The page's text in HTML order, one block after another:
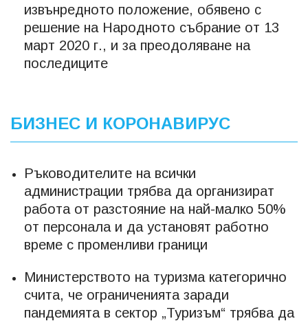
извънредното положение, обявено с
решение на Народното събрание от 13
март 2020 г., и за преодоляване на
последиците
БИЗНЕС И КОРОНАВИРУС
Ръководителите на всички
администрации трябва да организират
работа от разстояние на най-малко 50%
от персонала и да установят работно
време с променливи граници
Министерството на туризма категорично
счита, че ограниченията заради
пандемията в сектор „Туризъм“ трябва да